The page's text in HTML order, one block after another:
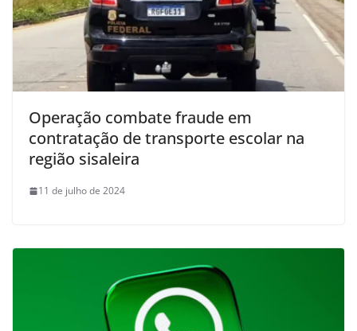
Operação combate fraude em
contratação de transporte escolar na
região sisaleira
11 de julho de 2024